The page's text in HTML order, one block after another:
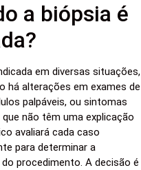
a biópsia é
em diversas situações,
há alterações em exames de
palpáveis, ou sintomas
não têm uma explicação
avaliará cada caso
para determinar a
procedimento. A decisão é